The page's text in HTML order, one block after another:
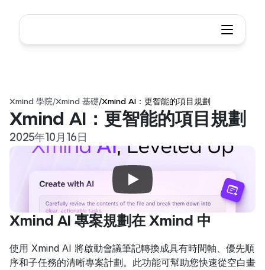
Xmind 學院/Xmind 基礎/Xmind AI：更智能的項目規劃
Xmind AI：更智能的項目規劃
2025年10月16日
Xmind AI 專案規劃在 Xmind 中
使用 Xmind AI 將啟動會議筆記轉換成具有時間軸、優先順
序和子任務的清晰專案計劃。此功能可幫助您快速從空白畫